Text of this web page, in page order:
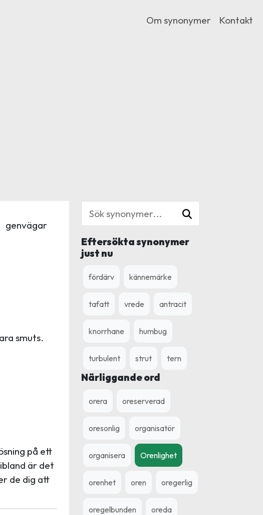
Om synonymer Kontakt
genvägar
smuts.
på ett
är det
de dig att
Eftersökta synonymer
just nu
fördärv kännemärke
tafatt vrede antracit
knorrhane humbug
turbulent strut tern
Närliggande ord
orera oreserverad
oresonlig organisatör
organisera Orenlighet
orenhet oren oregerlig
oregelbunden oreda